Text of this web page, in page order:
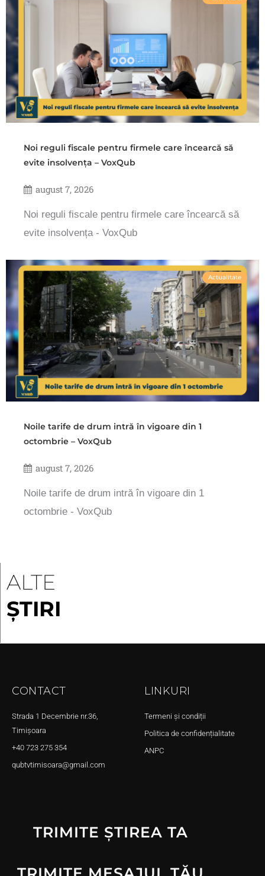
Noi reguli fiscale pentru firmele care încearcă să
evite insolvența – VoxQub
august 7, 2026
Noi reguli fiscale pentru firmele care încearcă să
evite insolvența - VoxQub
Actualitate
Noile tarife de drum intră în vigoare din 1
octombrie – VoxQub
august 7, 2026
Noile tarife de drum intră în vigoare din 1
octombrie - VoxQub
ALTE
ȘTIRI
CONTACT
Strada 1 Decembrie nr.36,
Timișoara
+40 723 275 354
qubtvtimisoara@gmail.com
LINKURI
Termeni și condiții
Politica de confidențialitate
ANPC
TRIMITE ȘTIREA TA